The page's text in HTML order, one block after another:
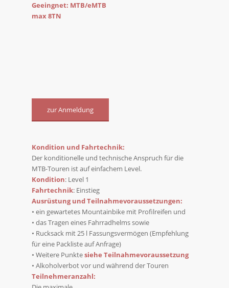
Geeingnet: MTB/eMTB
max 8TN
zur Anmeldung
Kondition und Fahrtechnik:
Der konditionelle und technische Anspruch für die
MTB-Touren ist auf einfachem Level.
Kondition: Level 1
Fahrtechnik: Einstieg
Ausrüstung und Teilnahmevoraussetzungen:
• ein gewartetes Mountainbike mit Profilreifen und
• das Tragen eines Fahrradhelms sowie
• Rucksack mit 25 l Fassungsvermögen (Empfehlung
für eine Packliste auf Anfrage)
• Weitere Punktesiehe Teilnahmevoraussetzung
• Alkoholverbot vor und während der Touren
Teilnehmeranzahl: